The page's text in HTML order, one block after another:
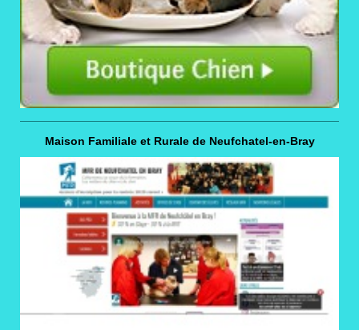
Maison Familiale et Rurale de Neufchatel-en-Bray